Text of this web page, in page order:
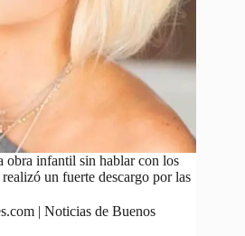
obra infantil sin hablar con los
un fuerte descargo por las
| Noticias de Buenos